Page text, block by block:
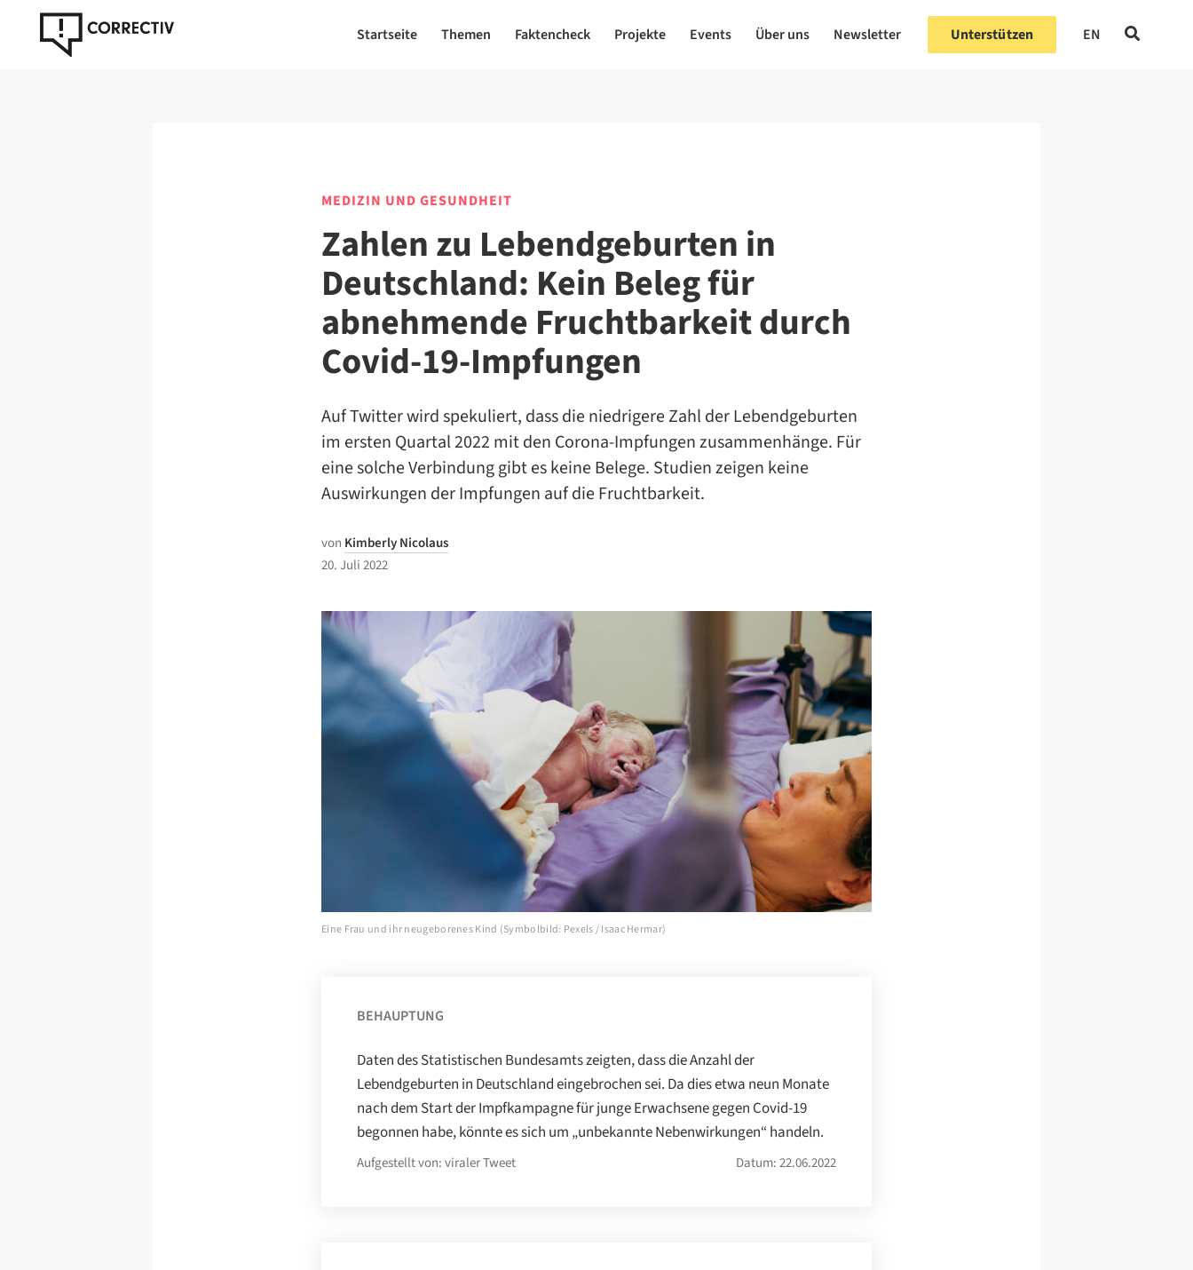
Startseite Themen Faktencheck Projekte Events Über uns Newsletter Unterstützen EN
MEDIZIN UND GESUNDHEIT
Zahlen zu Lebendgeburten in
Deutschland: Kein Beleg für
abnehmende Fruchtbarkeit durch
Covid-19-Impfungen
Auf Twitter wird spekuliert, dass die niedrigere Zahl der Lebendgeburten
im ersten Quartal 2022 mit den Corona-Impfungen zusammenhänge. Für
eine solche Verbindung gibt es keine Belege. Studien zeigen keine
Auswirkungen der Impfungen auf die Fruchtbarkeit.
von Kimberly Nicolaus
20. Juli 2022
Eine Frau und ihr neugeborenes Kind (Symbolbild: Pexels / Isaac Hermar)
BEHAUPTUNG
Daten des Statistischen Bundesamts zeigten, dass die Anzahl der
Lebendgeburten in Deutschland eingebrochen sei. Da dies etwa neun Monate
nach dem Start der Impfkampagne für junge Erwachsene gegen Covid-19
begonnen habe, könnte es sich um „unbekannte Nebenwirkungen“ handeln.
Aufgestellt von: viraler Tweet Datum: 22.06.2022